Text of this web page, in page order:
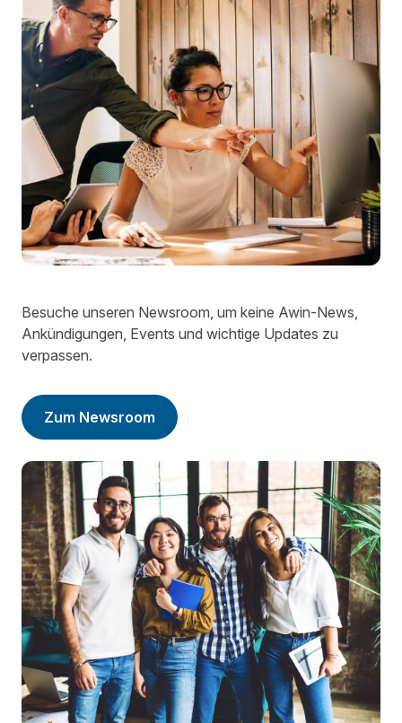
Besuche unseren Newsroom, um keine Awin-News,
Ankündigungen, Events und wichtige Updates zu
verpassen.
Zum Newsroom